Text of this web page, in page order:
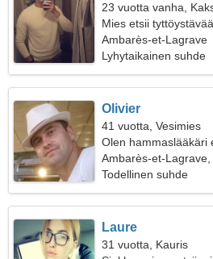
23 vuotta vanha,
Mies etsii
Ambarès-et-Lagrave
Lyhytaikainen suhde
Olivier
41 vuotta, Vesimies
Olen hammaslääkäri
naista
Ambarès-et-Lagrave,
Todellinen suhde
Laure
31 vuotta, Kauris